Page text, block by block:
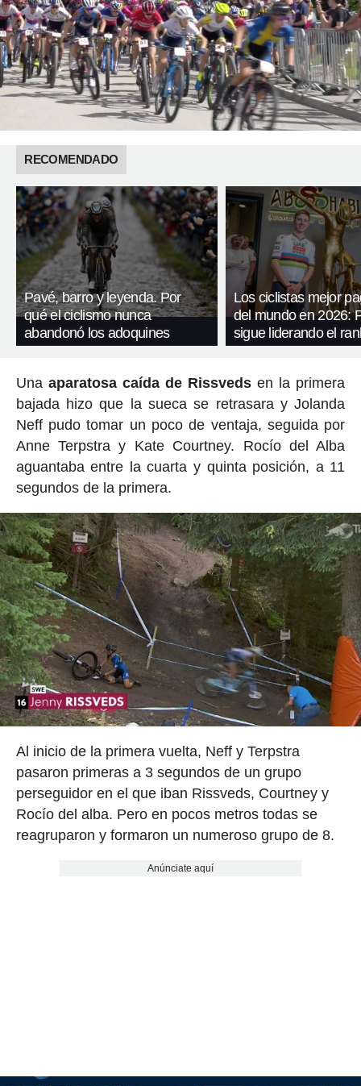
RECOMENDADO
Pavé, barro y leyenda. Por
qué el ciclismo nunca
abandonó los adoquines
Los ciclistas mejor
del mundo en 2026:
sigue liderando el
Una aparatosa caída de Rissveds en la primera
bajada hizo que la sueca se retrasara y Jolanda
Neff pudo tomar un poco de ventaja, seguida por
Anne Terpstra y Kate Courtney. Rocío del Alba
aguantaba entre la cuarta y quinta posición, a 11
segundos de la primera.
Al inicio de la primera vuelta, Neff y Terpstra
pasaron primeras a 3 segundos de un grupo
perseguidor en el que iban Rissveds, Courtney y
Rocío del alba. Pero en pocos metros todas se
reagruparon y formaron un numeroso grupo de 8.
Anúnciate aquí